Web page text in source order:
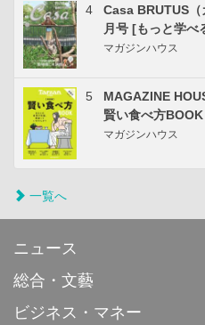
4
Casa BRUTUS
月号 [もっと学べ
マガジンハウス
5
MAGAZINE
賢い食べ方
マガジンハウス
一覧へ
ニュース
総合・文藝
ビジネス・マネー